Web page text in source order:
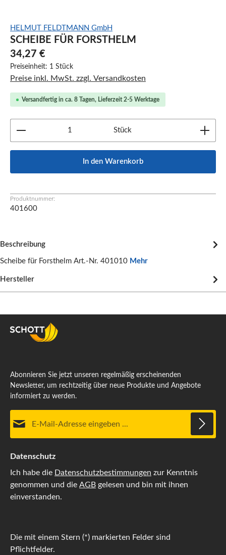
HELMUT FELDTMANN GmbH
SCHEIBE FÜR FORSTHELM
34,27 €
Preiseinheit: 1 Stück
Preise inkl. MwSt. zzgl. Versandkosten
Versandfertig in ca. 8 Tagen, Lieferzeit 2-5 Werktage
Produkt Anzahl: Gib den gewünschten Wert ein
Stück
In den Warenkorb
Produktnummer:
401600
Beschreibung
Scheibe für Forsthelm Art.-Nr. 401010 Mehr
Hersteller
Abonnieren Sie jetzt unseren regelmäßig erscheinenden
Newsletter, um rechtzeitig über neue Produkte und Angebote
informiert zu werden.
Datenschutz
Ich habe die Datenschutzbestimmungen zur Kenntnis
genommen und die AGB gelesen und bin mit ihnen
einverstanden.
Die mit einem Stern (*) markierten Felder sind
Pflichtfelder.